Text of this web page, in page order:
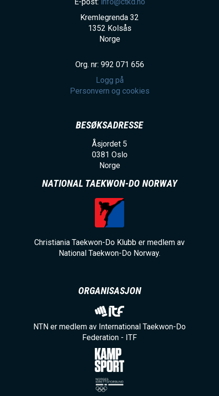
E-post: info@ctkd.no
Kremlegrenda 32
1352 Kolsås
Norge
Org. nr: 992 071 656
Logg på
Personvern og cookies
BESØKSADRESSE
Åsjordet 5
0381 Oslo
Norge
NATIONAL TAEKWON-DO NORWAY
Christiania Taekwon-Do Klubb er medlem av
National Taekwon-Do Norway.
ORGANISASJON
NTN er medlem av International Taekwon-Do
Federation - ITF